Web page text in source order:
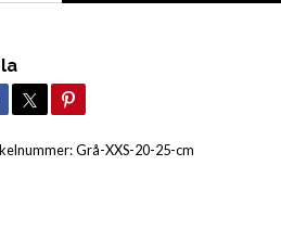
Grå-XXS-20-25-cm